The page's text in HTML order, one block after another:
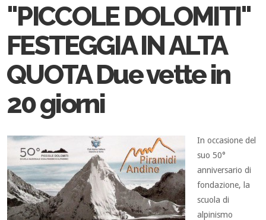
"PICCOLE DOLOMITI"
FESTEGGIA IN ALTA
QUOTA Due vette in
20 giorni
In occasione del
suo 50°
anniversario di
fondazione, la
scuola di
alpinismo